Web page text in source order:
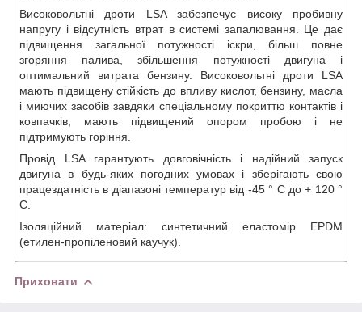
Високовольтні дроти LSA забезпечує високу пробивну
напругу і відсутність втрат в системі запалювання. Це дає
підвищення загальної потужності іскри, більш повне
згоряння палива, збільшення потужності двигуна і
оптимальний витрата бензину. Високовольтні дроти LSA
мають підвищену стійкість до впливу кислот, бензину, масла
і миючих засобів завдяки спеціальному покриттю контактів і
ковпачків, мають підвищений опором пробою і не
підтримують горіння.
Провід LSA гарантують довговічність і надійний запуск
двигуна в будь-яких погодних умовах і зберігають свою
працездатність в діапазоні температур від -45 ° С до + 120 °
С.
Ізоляційний матеріал: синтетичний еластомір EPDM
(етилен-пропіленовий каучук).
Приховати